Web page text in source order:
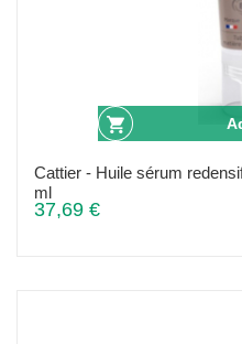
Cattier - Huile sérum
ml
37,69 €